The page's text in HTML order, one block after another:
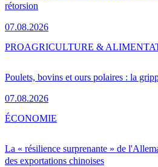
rétorsion
07.08.2026
Poulets, bovins et ours polaires : la
07.08.2026
PROAGRICULTURE &
La « résilience surprenante » de
des exportations chinoises
ÉCONOMIE